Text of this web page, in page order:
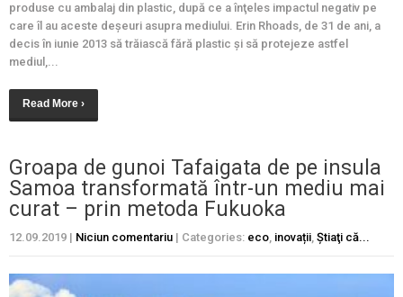
produse cu ambalaj din plastic, după ce a înţeles impactul negativ pe
care îl au aceste deşeuri asupra mediului. Erin Rhoads, de 31 de ani, a
decis în iunie 2013 să trăiască fără plastic şi să protejeze astfel
mediul,...
Read More ›
Groapa de gunoi Tafaigata de pe insula
Samoa transformată într-un mediu mai
curat – prin metoda Fukuoka
12.09.2019 | Niciun comentariu | Categories: eco, inovații, Ştiaţi că...